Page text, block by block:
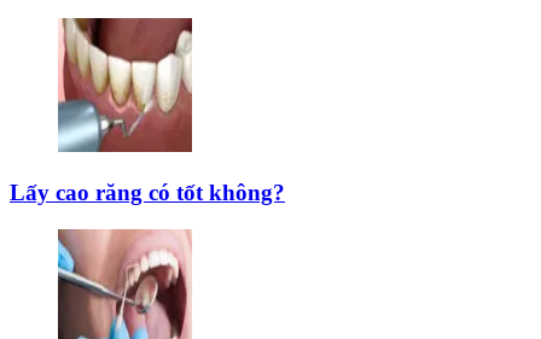
Lấy cao răng có tốt không?